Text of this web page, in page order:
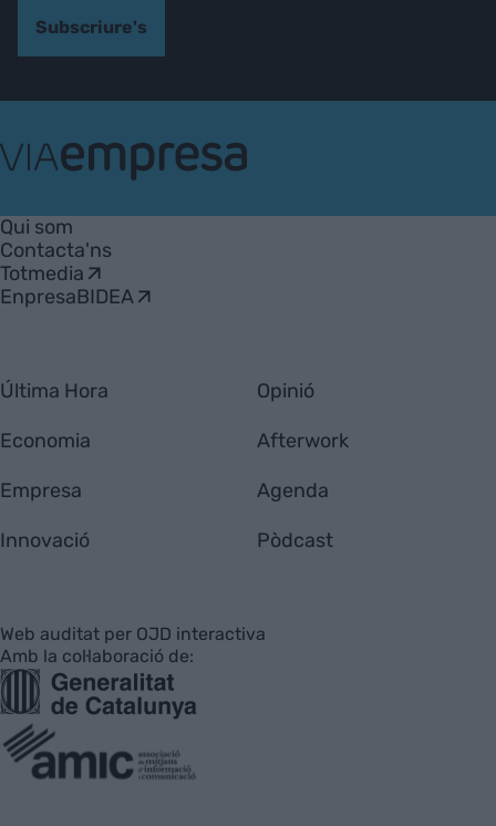
Subscriure's
Empresa
Qui som
Contacta'ns
Totmedia
EnpresaBIDEA
Última Hora
Economia
Empresa
Innovació
Opinió
Afterwork
Agenda
Pòdcast
Web auditat per OJD interactiva
Amb la col·laboració de: